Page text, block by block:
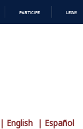
PARTICIPE
| English | Español